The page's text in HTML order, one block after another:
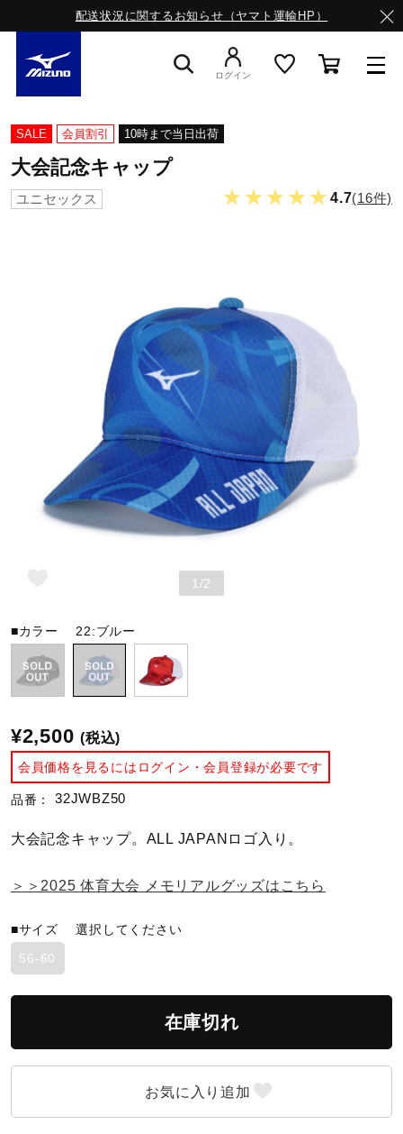
配送状況に関するお知らせ（ヤマト運輸HP）
スニーカー
ライフスタイルウエア
サッカー／フットサル
トレーニング
野球
ゴルフ
バレーボール
バドミントン
陸上競技
柔道
ログイン
SALE 会員割引 10時まで当日出荷
大会記念キャップ
ユニセックス ★★★★★4.7(16件)
1/2
■カラー 22:ブルー
¥2,500 (税込)
会員価格を見るにはログイン・会員登録が必要です
品番： 32JWBZ50
大会記念キャップ。ALL JAPANロゴ入り。
＞＞2025 体育大会 メモリアルグッズはこちら
■サイズ選択してください
56-60
在庫切れ